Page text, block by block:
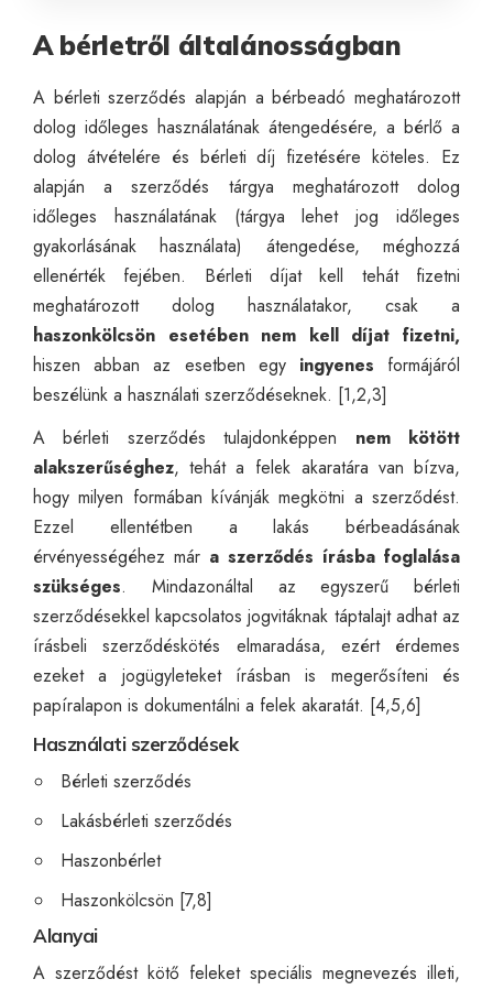
A bérletről általánosságban
A bérleti szerződés alapján a bérbeadó meghatározott
dolog időleges használatának átengedésére, a bérlő a
dolog átvételére és bérleti díj fizetésére köteles. Ez
alapján a szerződés tárgya meghatározott dolog
időleges használatának (tárgya lehet jog időleges
gyakorlásának használata) átengedése, méghozzá
ellenérték fejében. Bérleti díjat kell tehát fizetni
meghatározott dolog használatakor, csak a
haszonkölcsön esetében nem kell díjat fizetni,
hiszen abban az esetben egy ingyenes formájáról
beszélünk a használati szerződéseknek. [1,2,3]
A bérleti szerződés tulajdonképpen nem kötött
alakszerűséghez, tehát a felek akaratára van bízva,
hogy milyen formában kívánják megkötni a szerződést.
Ezzel ellentétben a lakás bérbeadásának
érvényességéhez már a szerződés írásba foglalása
szükséges. Mindazonáltal az egyszerű bérleti
szerződésekkel kapcsolatos jogvitáknak táptalajt adhat az
írásbeli szerződéskötés elmaradása, ezért érdemes
ezeket a jogügyleteket írásban is megerősíteni és
papíralapon is dokumentálni a felek akaratát. [4,5,6]
Használati szerződések
Bérleti szerződés
Lakásbérleti szerződés
Haszonbérlet
Haszonkölcsön [7,8]
Alanyai
A szerződést kötő feleket speciális megnevezés illeti,